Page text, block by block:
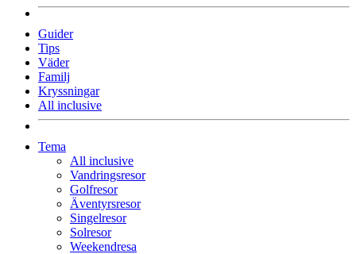
Guider
Tips
Väder
Familj
Kryssningar
All inclusive
Tema
All inclusive
Vandringsresor
Golfresor
Äventyrsresor
Singelresor
Solresor
Weekendresa